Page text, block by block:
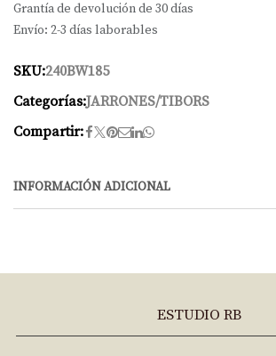
Grantía de devolución de 30 días
Envío: 2-3 días laborables
SKU:240BW185
Categorías:JARRONES/TIBORS
Compartir:
INFORMACIÓN ADICIONAL
ESTUDIO RB